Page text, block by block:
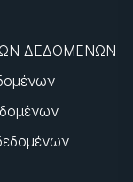
ΔΕΔΟΜΕΝΩΝ